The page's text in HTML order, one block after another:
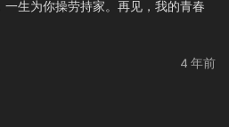
一生为你操劳持家。再见，我的青春
4 年前